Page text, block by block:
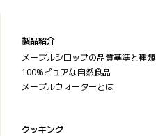
製品紹介
メープルシロップの品質基準と種類
100%ピュアな自然食品
メープルウォーターとは
クッキング